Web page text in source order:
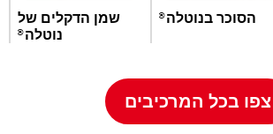
הסוכר בנוטלה®
שמן הדקלים של
נוטלה®
צפו בכל המרכיבים